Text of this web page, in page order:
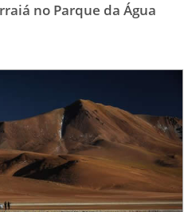
no Parque da Água